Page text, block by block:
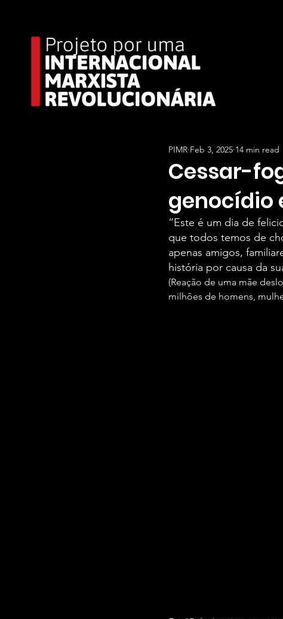
Cessar-
genocídio
PIMR Feb 3, 2025 14 min read
“Este é um dia de
que todos temos de
apenas amigos,
história por causa da
(Reação de uma mãe
milhões de homens,